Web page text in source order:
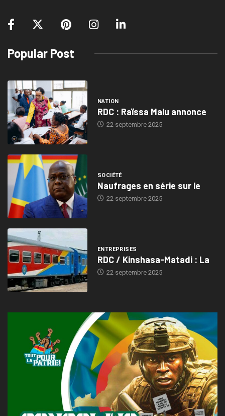
Popular Post
NATION
RDC : Raïssa Malu annonce
22 septembre 2025
SOCIÉTÉ
Naufrages en série sur le
22 septembre 2025
ENTREPRISES
RDC / Kinshasa-Matadi : La
22 septembre 2025